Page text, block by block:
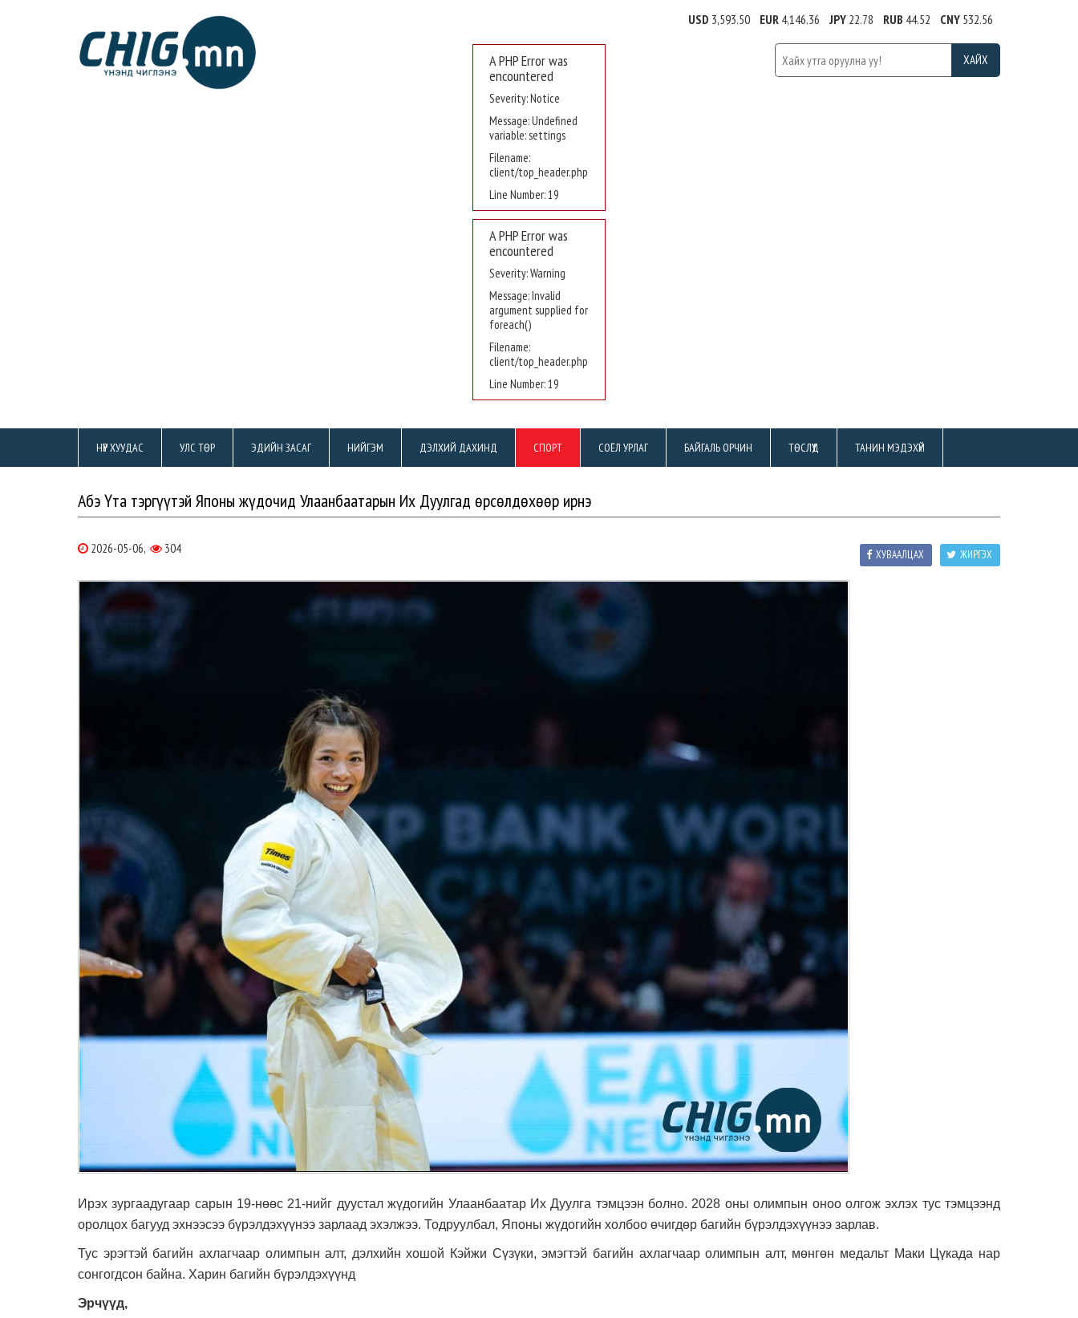
A PHP Error was
encountered
Severity: Notice
Message: Undefined
variable: settings
Filename:
client/top_header.php
Line Number: 19
A PHP Error was
encountered
Severity: Warning
Message: Invalid
argument supplied for
foreach()
Filename:
client/top_header.php
Line Number: 19
USD 3,593.50 EUR4,146.36 JPY22.78 RUB 44.52 CNY532.56
НҮҮР ХУУДАС УЛС ТӨР ЭДИЙН ЗАСАГ НИЙГЭМ ДЭЛХИЙ ДАХИНД СПОРТ СОЁЛ УРЛАГ БАЙГАЛЬ ОРЧИН ТӨСЛҮҮД ТАНИН МЭДЭХҮЙ
Абэ Үта тэргүүтэй Японы жүдочид Улаанбаатарын Их Дуулгад өрсөлдөхөөр ирнэ
2026-05-06, 304 ЖИРГЭХ
ХУВААЛЦАХ
Ирэх зургаадугаар сарын 19-нөөс 21-нийг дуустал жүдогийн Улаанбаатар Их Дуулга тэмцээн болно. 2028 оны олимпын оноо олгож эхлэх тус тэмцээнд
оролцох багууд эхнээсээ бүрэлдэхүүнээ зарлаад эхэлжээ. Тодруулбал, Японы жүдогийн холбоо өчигдөр багийн бүрэлдэхүүнээ зарлав.
Тус эрэгтэй багийн ахлагчаар олимпын алт, дэлхийн хошой Кэйжи Сүзүки, эмэгтэй багийн ахлагчаар олимпын алт, мөнгөн медальт Маки Цүкада нар
сонгогдсон байна. Харин багийн бүрэлдэхүүнд
Эрчүүд,